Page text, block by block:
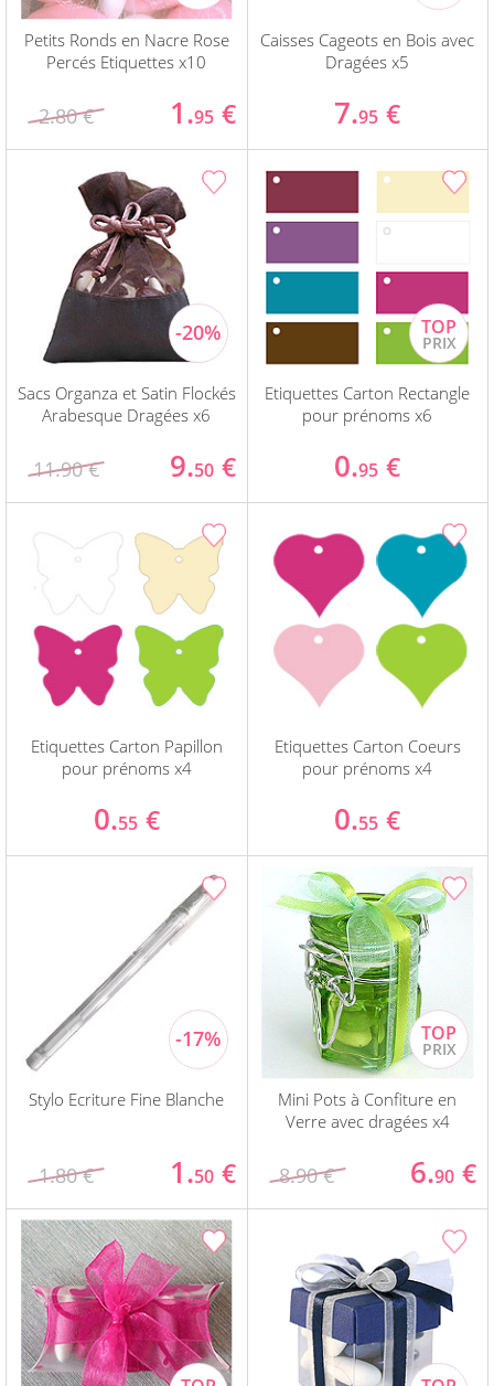
Petits Ronds en Nacre Rose
Percés Etiquettes x10
2.80 € 1.95 €
Caisses Cageots en Bois avec
Dragées x5
7.95 €
Sacs Organza et Satin Flockés
Arabesque Dragées x6
11.90 € 9.50 €
Etiquettes Carton Rectangle
pour prénoms x6
0.95 €
Etiquettes Carton Papillon
pour prénoms x4
0.55 €
Etiquettes Carton Coeurs
pour prénoms x4
0.55 €
Stylo Ecriture Fine Blanche
1.80 € 1.50 €
Mini Pots à Confiture en
Verre avec dragées x4
8.90 € 6.90 €